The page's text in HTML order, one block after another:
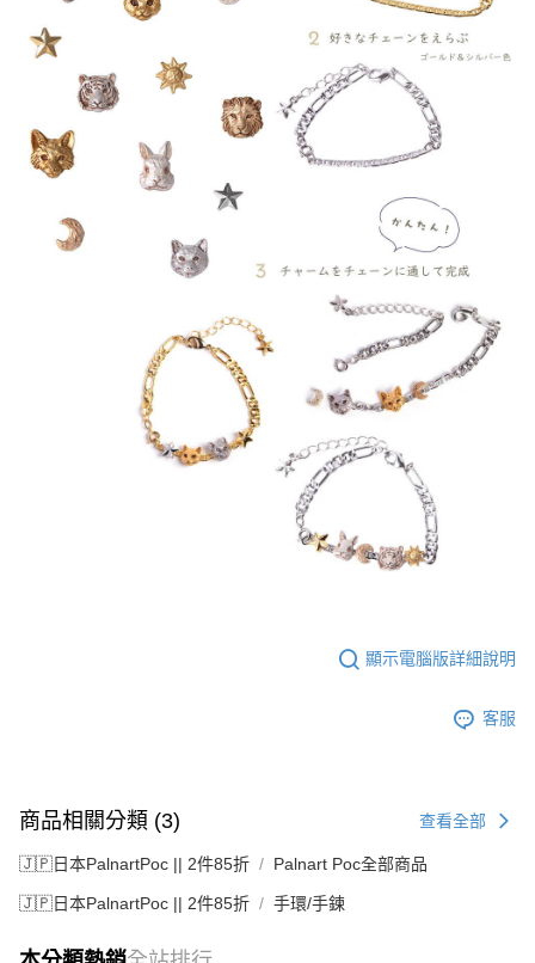
顯示電腦版詳細說明
客服
商品相關分類 (3) 查看全部
🇯🇵日本PalnartPoc || 2件85折 Palnart Poc全部商品
🇯🇵日本PalnartPoc || 2件85折 手環/手鍊